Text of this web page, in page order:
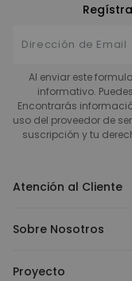
Al enviar este
informativo.
Encontrarás
uso del proveedor de
suscripción y tu
Atención al Cliente
Sobre Nosotros
Proyecto